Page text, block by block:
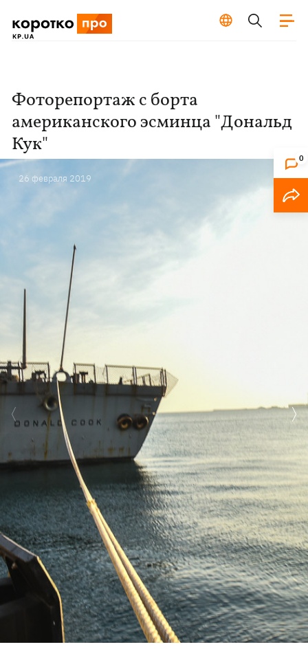
0
Фоторепортаж с борта
американского эсминца "Дональд
Кук"
26 февраля 2019